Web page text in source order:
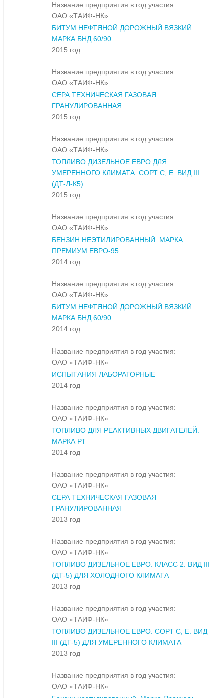
Название предприятия в год участия:
ОАО «ТАИФ-НК»
БИТУМ НЕФТЯНОЙ ДОРОЖНЫЙ ВЯЗКИЙ.
МАРКА БНД 60/90
2015 год
Название предприятия в год участия:
ОАО «ТАИФ-НК»
СЕРА ТЕХНИЧЕСКАЯ ГАЗОВАЯ
ГРАНУЛИРОВАННАЯ
2015 год
Название предприятия в год участия:
ОАО «ТАИФ-НК»
ТОПЛИВО ДИЗЕЛЬНОЕ ЕВРО ДЛЯ
УМЕРЕННОГО КЛИМАТА. СОРТ С, Е. ВИД III
(ДТ-Л-К5)
2015 год
Название предприятия в год участия:
ОАО «ТАИФ-НК»
БЕНЗИН НЕЭТИЛИРОВАННЫЙ. МАРКА
ПРЕМИУМ ЕВРО-95
2014 год
Название предприятия в год участия:
ОАО «ТАИФ-НК»
БИТУМ НЕФТЯНОЙ ДОРОЖНЫЙ ВЯЗКИЙ.
МАРКА БНД 60/90
2014 год
Название предприятия в год участия:
ОАО «ТАИФ-НК»
ИСПЫТАНИЯ ЛАБОРАТОРНЫЕ
2014 год
Название предприятия в год участия:
ОАО «ТАИФ-НК»
ТОПЛИВО ДЛЯ РЕАКТИВНЫХ ДВИГАТЕЛЕЙ.
МАРКА РТ
2014 год
Название предприятия в год участия:
ОАО «ТАИФ-НК»
СЕРА ТЕХНИЧЕСКАЯ ГАЗОВАЯ
ГРАНУЛИРОВАННАЯ
2013 год
Название предприятия в год участия:
ОАО «ТАИФ-НК»
ТОПЛИВО ДИЗЕЛЬНОЕ ЕВРО. КЛАСС 2. ВИД III
(ДТ-5) ДЛЯ ХОЛОДНОГО КЛИМАТА
2013 год
Название предприятия в год участия:
ОАО «ТАИФ-НК»
ТОПЛИВО ДИЗЕЛЬНОЕ ЕВРО. СОРТ С, Е. ВИД
III (ДТ-5) ДЛЯ УМЕРЕННОГО КЛИМАТА
2013 год
Название предприятия в год участия:
ОАО «ТАИФ-НК»